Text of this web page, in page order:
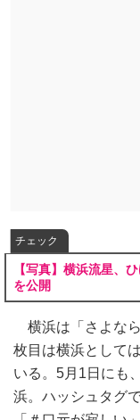
チェック
【写真】横浜流星、
を公開
横浜は「さよな
枚目は横浜として
いる。5月1日にも
浜。ハッシュタグ